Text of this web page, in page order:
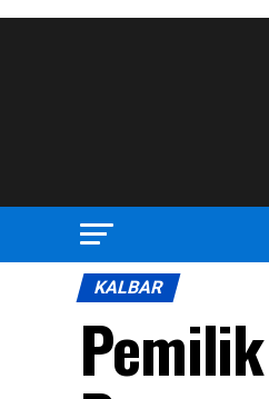
KALBAR